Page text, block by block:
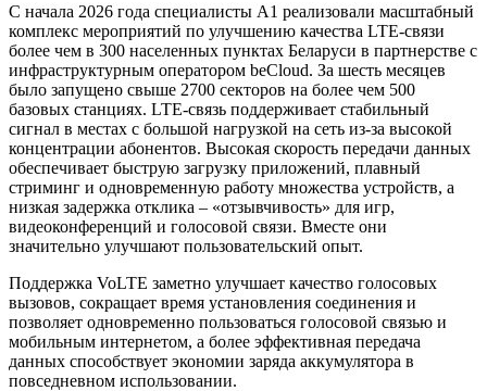
С начала 2026 года специалисты А1 реализовали масштабный
комплекс мероприятий по улучшению качества LTE-связи
более чем в 300 населенных пунктах Беларуси в партнерстве с
инфраструктурным оператором beСloud. За шесть месяцев
было запущено свыше 2700 секторов на более чем 500
базовых станциях. LTE-связь поддерживает стабильный
сигнал в местах с большой нагрузкой на сеть из-за высокой
концентрации абонентов. Высокая скорость передачи данных
обеспечивает быструю загрузку приложений, плавный
стриминг и одновременную работу множества устройств, а
низкая задержка отклика – «отзывчивость» для игр,
видеоконференций и голосовой связи. Вместе они
значительно улучшают пользовательский опыт.
Поддержка VoLTE заметно улучшает качество голосовых
вызовов, сокращает время установления соединения и
позволяет одновременно пользоваться голосовой связью и
мобильным интернетом, а более эффективная передача
данных способствует экономии заряда аккумулятора в
повседневном использовании.